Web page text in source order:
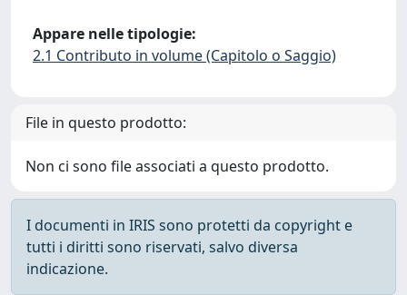
Appare nelle tipologie:
2.1 Contributo in volume (Capitolo o Saggio)
File in questo prodotto:
Non ci sono file associati a questo prodotto.
I documenti in IRIS sono protetti da copyright e
tutti i diritti sono riservati, salvo diversa
indicazione.